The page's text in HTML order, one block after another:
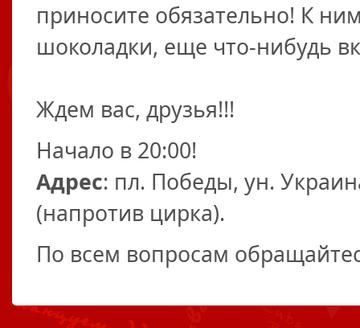
приносите обязательно! К
шоколадки, еще что-нибудь
Ждем вас, друзья!!!
Начало в 20:00!
Адрес: пл. Победы, ун.
(напротив цирка).
По всем вопросам